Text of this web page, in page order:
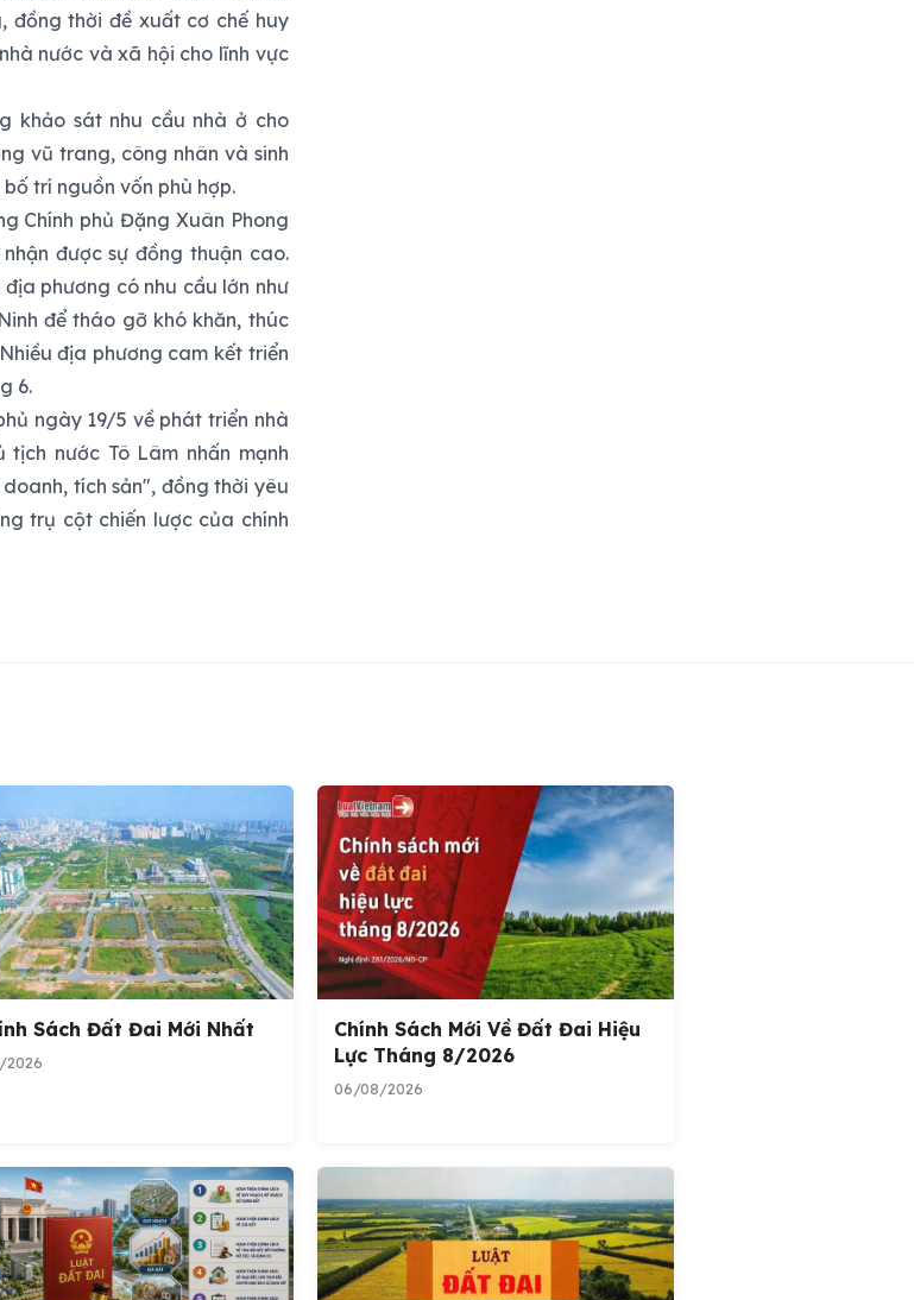
đồng thời đề xuất cơ chế huy
nước và xã hội cho lĩnh vực
khảo sát nhu cầu nhà ở cho
vũ trang, công nhân và sinh
trí nguồn vốn phù hợp.
Chính phủ Đặng Xuân Phong
được sự đồng thuận cao.
phương có nhu cầu lớn như
để tháo gỡ khó khăn, thúc
địa phương cam kết triển
6.
ngày 19/5 về phát triển nhà
nước Tô Lâm nhấn mạnh
tích sản", đồng thời yêu
trụ cột chiến lược của chính
Sách Đất Đai Mới Nhất
Chính Sách Mới Về Đất Đai Hiệu
Lực Tháng 8/2026
06/08/2026